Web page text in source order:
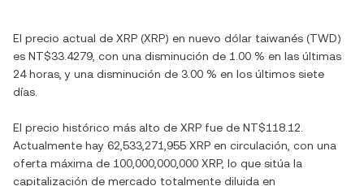
El precio actual de XRP (XRP) en nuevo dólar taiwanés (TWD)
es NT$33.4279 , con una disminución de 1.00 % en las últimas
24 horas, y una disminución de 3.00 % en los últimos siete
días.
El precio histórico más alto de XRP fue de NT$118.12
Actualmente hay 62,533,271,955 XRP en circulación, con una
oferta máxima de 100,000,000,000 XRP, lo que sitúa la
capitalización de mercado totalmente diluida en